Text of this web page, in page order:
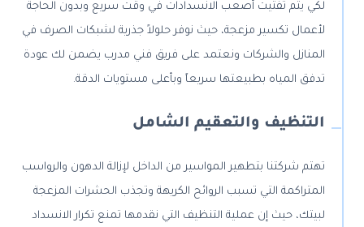
لكي يتم تفتيت أصعب الانسدادات في وقت سريع وبدون الحاجة
لأعمال تكسير مزعجة، حيث نوفر حلولاً جذرية لشبكات الصرف في
المنازل والشركات ونعتمد على فريق فني مدرب يضمن لك عودة
تدفق المياه بطبيعتها سريعاً وبأعلى مستويات الدقة.
التنظيف والتعقيم الشامل
تهتم شركتنا بتطهير المواسير من الداخل لإزالة الدهون والرواسب
المتراكمة التي تسبب الروائح الكريهة وتجذب الحشرات المزعجة
لبيتك، حيث إن عملية التنظيف التي نقدمها تمنع تكرار الانسداد